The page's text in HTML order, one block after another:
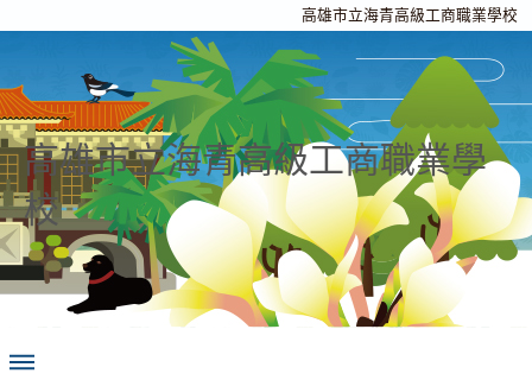
高雄市立海青高級工商職業學校
高雄市立海青高級工商職業學
校